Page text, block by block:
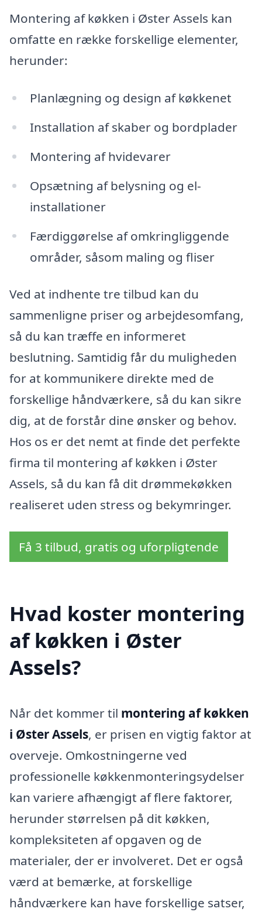
Montering af køkken i Øster Assels kan
omfatte en række forskellige elementer,
herunder:
Planlægning og design af køkkenet
Installation af skaber og bordplader
Montering af hvidevarer
Opsætning af belysning og el-
installationer
Færdiggørelse af omkringliggende
områder, såsom maling og fliser
Ved at indhente tre tilbud kan du
sammenligne priser og arbejdesomfang,
så du kan træffe en informeret
beslutning. Samtidig får du muligheden
for at kommunikere direkte med de
forskellige håndværkere, så du kan sikre
dig, at de forstår dine ønsker og behov.
Hos os er det nemt at finde det perfekte
firma til montering af køkken i Øster
Assels, så du kan få dit drømmekøkken
realiseret uden stress og bekymringer.
Få 3 tilbud, gratis og uforpligtende
Hvad koster montering
af køkken i Øster
Assels?
Når det kommer til montering af køkken
i Øster Assels, er prisen en vigtig faktor at
overveje. Omkostningerne ved
professionelle køkkenmonteringsydelser
kan variere afhængigt af flere faktorer,
herunder størrelsen på dit køkken,
kompleksiteten af opgaven og de
materialer, der er involveret. Det er også
værd at bemærke, at forskellige
håndværkere kan have forskellige satser,